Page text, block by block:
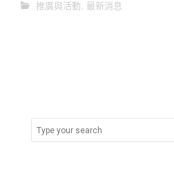
推廣與活動, 最新消息